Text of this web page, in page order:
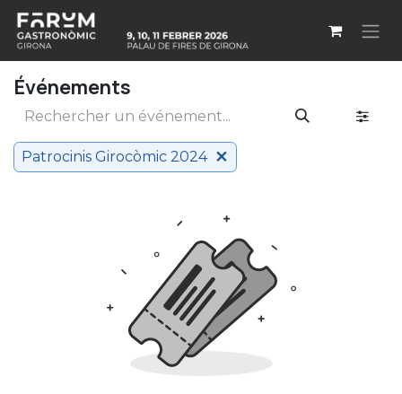
Se rendre au contenu
Événements
Patrocinis Girocòmic 2024